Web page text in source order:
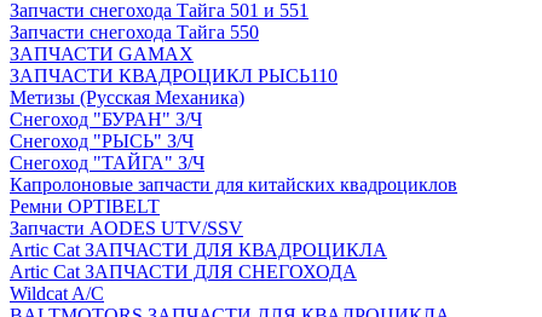
Запчасти снегохода Тайга 501 и 551
Запчасти снегохода Тайга 550
ЗАПЧАСТИ GAMAX
ЗАПЧАСТИ КВАДРОЦИКЛ РЫСЬ110
Метизы (Русская Механика)
Снегоход "БУРАН" З/Ч
Снегоход "РЫСЬ" З/Ч
Снегоход "ТАЙГА" З/Ч
Капролоновые запчасти для китайских квадроциклов
Ремни OPTIBELT
Запчасти AODES UTV/SSV
Artic Cat ЗАПЧАСТИ ДЛЯ КВАДРОЦИКЛА
Artic Cat ЗАПЧАСТИ ДЛЯ СНЕГОХОДА
Wildcat A/C